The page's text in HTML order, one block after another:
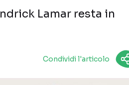
Lamar resta in
Condividi l'articolo